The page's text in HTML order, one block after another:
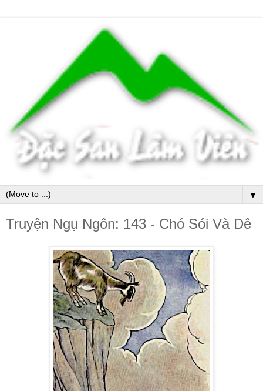
▼
Truyện Ngụ Ngôn: 143 - Chó Sói Và Dê